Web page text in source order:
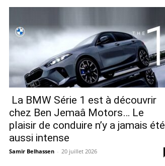
La BMW Série 1 est à découvrir
chez Ben Jemaâ Motors… Le
plaisir de conduire n’y a jamais été
aussi intense
Samir Belhassen - 20 juillet 2026